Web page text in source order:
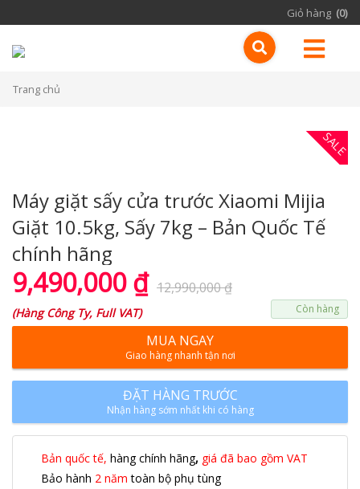
Giỏ hàng (0)
Trang chủ
SALE
Máy giặt sấy cửa trước Xiaomi Mijia
Giặt 10.5kg, Sấy 7kg – Bản Quốc Tế
chính hãng
9,490,000₫ 12,990,000₫
(Hàng Công Ty, Full VAT) Còn hàng
MUA NGAY
Giao hàng nhanh tận nơi
ĐẶT HÀNG TRƯỚC
Nhận hàng sớm nhất khi có hàng
Bản quốc tế, hàng chính hãng, giá đã bao gồm VAT
Bảo hành 2 năm toàn bộ phụ tùng